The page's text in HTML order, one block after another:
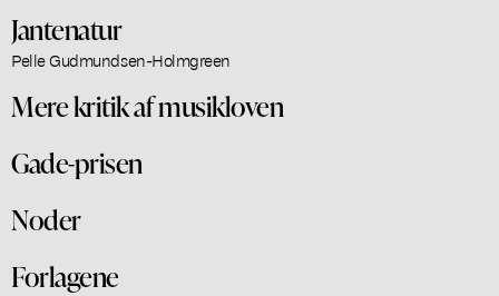
Jantenatur
Pelle Gudmundsen-Holmgreen
Mere kritik af musikloven
Gade-prisen
Noder
Forlagene